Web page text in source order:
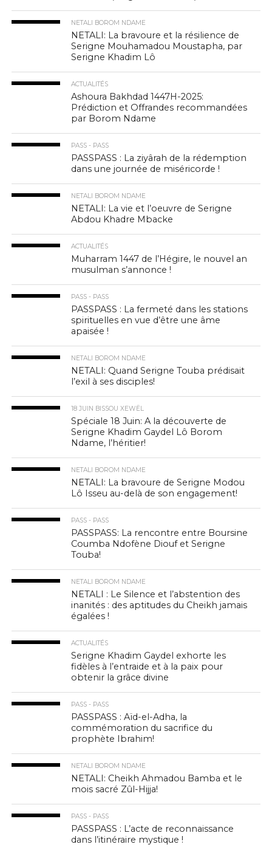
NETALI BOROM NDAME
NETALI: La bravoure et la résilience de
Serigne Mouhamadou Moustapha, par
Serigne Khadim Lô
ACTUALITÉS
Ashoura Bakhdad 1447H-2025:
Prédiction et Offrandes recommandées
par Borom Ndame
PASS - PASS
PASSPASS : La ziyârah de la rédemption
dans une journée de miséricorde !
NETALI BOROM NDAME
NETALI: La vie et l’oeuvre de Serigne
Abdou Khadre Mbacke
ACTUALITÉS
Muharram 1447 de l’Hégire, le nouvel an
musulman s’annonce !
PASS - PASS
PASSPASS : La fermeté dans les stations
spirituelles en vue d’être une âme
apaisée !
NETALI BOROM NDAME
NETALI: Quand Serigne Touba prédisait
l’exil à ses disciples!
18 JUIN BISSOU XEWËL
Spéciale 18 Juin: A la découverte de
Serigne Khadim Gaydel Lô Borom
Ndame, l’héritier!
NETALI BOROM NDAME
NETALI: La bravoure de Serigne Modou
Lô Isseu au-delà de son engagement!
PASS - PASS
PASSPASS: La rencontre entre Boursine
Coumba Ndofène Diouf et Serigne
Touba!
NETALI BOROM NDAME
NETALI : Le Silence et l’abstention des
inanités : des aptitudes du Cheikh jamais
égalées !
ACTUALITÉS
Serigne Khadim Gaydel exhorte les
fidèles à l’entraide et à la paix pour
obtenir la grâce divine
PASS - PASS
PASSPASS : Aïd-el-Adha, la
commémoration du sacrifice du
prophète Ibrahim!
NETALI BOROM NDAME
NETALI: Cheikh Ahmadou Bamba et le
mois sacré Zûl-Hijja!
PASS - PASS
PASSPASS : L’acte de reconnaissance
dans l’itinéraire mystique !